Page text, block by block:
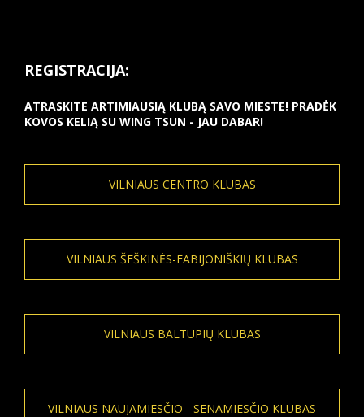
REGISTRACIJA:
ATRASKITE ARTIMIAUSIĄ KLUBĄ SAVO MIESTE! PRADĖK
KOVOS KELIĄ SU WING TSUN - JAU DABAR!
VILNIAUS CENTRO KLUBAS
VILNIAUS ŠEŠKINĖS-FABIJONIŠKIŲ KLUBAS
VILNIAUS BALTUPIŲ KLUBAS
VILNIAUS NAUJAMIESČIO - SENAMIESČIO KLUBAS